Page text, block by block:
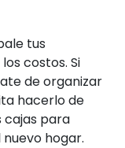
tus
costos. Si
de organizar
hacerlo de
cajas para
hogar.